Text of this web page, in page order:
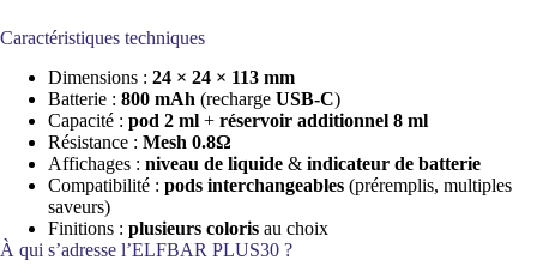
Caractéristiques techniques
Dimensions : 24 × 24 × 113 mm
Batterie : 800 mAh (recharge USB-C)
Capacité : pod 2 ml + réservoir additionnel 8 ml
Résistance : Mesh 0.8Ω
Affichages : niveau de liquide & indicateur de batterie
Compatibilité : pods interchangeables (préremplis, multiples
saveurs)
Finitions : plusieurs coloris au choix
À qui s’adresse l’ELFBAR PLUS30 ?